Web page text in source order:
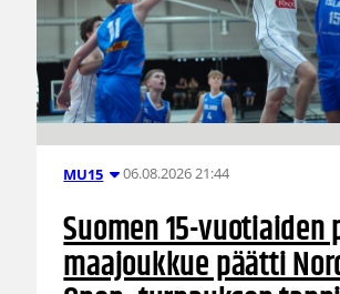
MU15 06.08.2026 21:44
Suomen 15-vuotiaiden
maajoukkue päätti